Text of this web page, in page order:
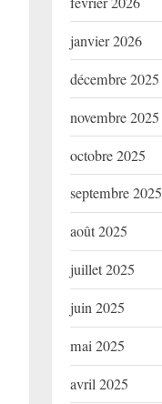
janvier 2026
décembre 2025
novembre 2025
octobre 2025
septembre 2025
août 2025
juillet 2025
juin 2025
mai 2025
avril 2025